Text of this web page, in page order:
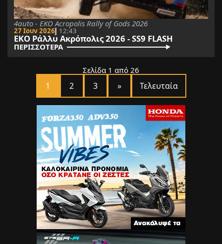
4auto - EKO Acropolis Rally of Gods 2026
27 Ιουν 2026 12:43
ΕΚΟ Ράλλυ Ακρόπολις 2026 - SS9 FLASH
ΠΕΡΙΣΣΟΤΕΡΑ
Σελίδα 1 από 26
1 2 3 » Τελευταία